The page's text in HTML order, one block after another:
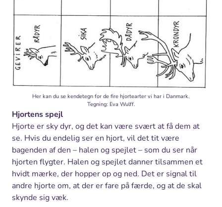
Her kan du se kendetegn for de fire hjortearter vi har i Danmark.
Tegning: Eva Wulff.
Hjortens spejl
Hjorte er sky dyr, og det kan være svært at få dem at
se. Hvis du endelig ser en hjort, vil det tit være
bagenden af den – halen og spejlet – som du ser når
hjorten flygter. Halen og spejlet danner tilsammen et
hvidt mærke, der hopper op og ned. Det er signal til
andre hjorte om, at der er fare på færde, og at de skal
skynde sig væk.